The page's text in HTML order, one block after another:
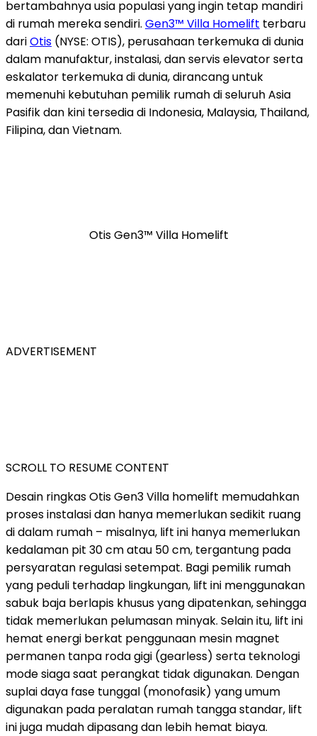
bertambahnya usia populasi yang ingin tetap mandiri
di rumah mereka sendiri. Gen3™ Villa Homelift terbaru
dariOtis (NYSE: OTIS), perusahaan terkemuka di dunia
dalam manufaktur, instalasi, dan servis elevator serta
eskalator terkemuka di dunia, dirancang untuk
memenuhi kebutuhan pemilik rumah di seluruh Asia
Pasifik dan kini tersedia di Indonesia, Malaysia, Thailand,
Filipina, dan Vietnam.
Otis Gen3™ Villa Homelift
ADVERTISEMENT
SCROLL TO RESUME CONTENT
Desain ringkas Otis Gen3 Villa homelift memudahkan
proses instalasi dan hanya memerlukan sedikit ruang
di dalam rumah – misalnya, lift ini hanya memerlukan
kedalaman pit 30 cm atau 50 cm, tergantung pada
persyaratan regulasi setempat. Bagi pemilik rumah
yang peduli terhadap lingkungan, lift ini menggunakan
sabuk baja berlapis khusus yang dipatenkan, sehingga
tidak memerlukan pelumasan minyak. Selain itu, lift ini
hemat energi berkat penggunaan mesin magnet
permanen tanpa roda gigi (gearless) serta teknologi
mode siaga saat perangkat tidak digunakan. Dengan
suplai daya fase tunggal (monofasik) yang umum
digunakan pada peralatan rumah tangga standar, lift
ini juga mudah dipasang dan lebih hemat biaya.